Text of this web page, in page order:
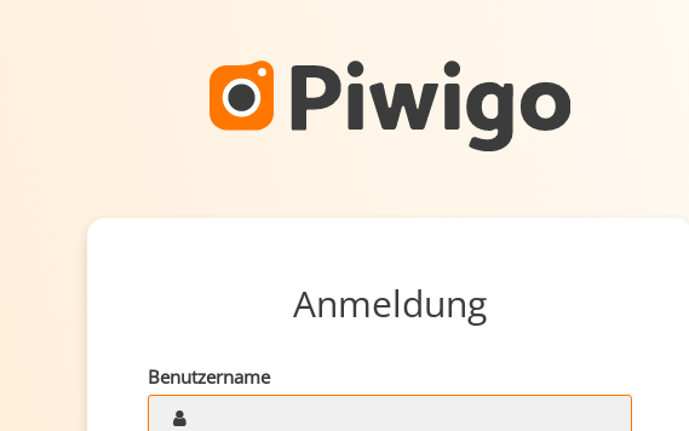
Anmeldung
Benutzername